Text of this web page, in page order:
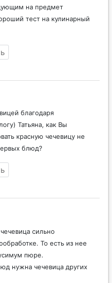
на предмет
тест на кулинарный
благодаря
Татьяна, как Вы
красную чечевицу не
блюд?
сильно
То есть из нее
пюре.
нужна чечевица других